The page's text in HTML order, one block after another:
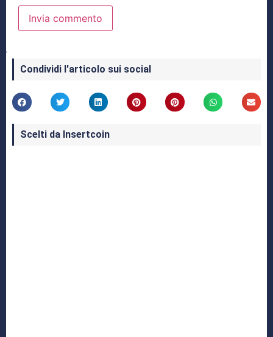
Condividi l'articolo sui social
Scelti da Insertcoin